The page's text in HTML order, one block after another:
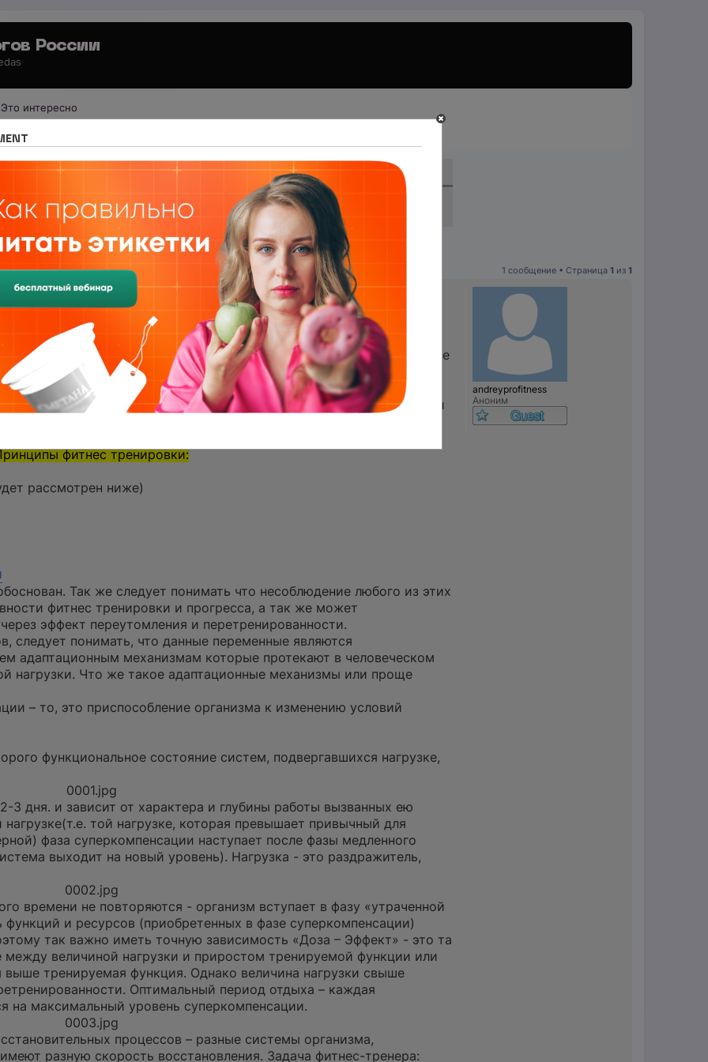
России
Это интересно
специалистов
Принцип суперкомпенсации.
1 сообщение • Страница 1 из 1
andreyprofitness
Аноним
Принцип суперкомпенсации.
фитнеса
и его значения в жизни людей, стало ясно, что данная
фитнес тренировки требует ряд подходов и методов. Проще
имеет свои принципы и независимо от целей занятий фитнесом
и практической основой управления тренировкой, ее
и безопасностью, что в первую очередь важно в работе с лицами
фитнес тренировки:
рассмотрен ниже)
Так же следует понимать что несоблюдение любого из этих
фитнес тренировки и прогресса, а так же может
эффект переутомления и перетренированности.
следует понимать, что данные переменные являются
адаптационным механизмам которые протекают в человеческом
нагрузки. Что же такое адаптационные механизмы или проще
– то, это приспособление организма к изменению условий
функциональное состояние систем, подвергавшихся нагрузке,
0001.jpg
3 дня. и зависит от характера и глубины работы вызванных ею
той нагрузке, которая превышает привычный для
фаза суперкомпенсации наступает после фазы медленного
выходит на новый уровень). Нагрузка - это раздражитель,
0002.jpg
времени не повторяются - организм вступает в фазу «утраченной
и ресурсов (приобретенных в фазе суперкомпенсации)
так важно иметь точную зависимость «Доза – Эффект» - это та
величиной нагрузки и приростом тренируемой функции или
выше тренируемая функция. Однако величина нагрузки свыше
Оптимальный период отдыха – каждая
на максимальный уровень суперкомпенсации.
0003.jpg
процессов – разные системы организма,
разную скорость восстановления. Задача фитнес-тренера: